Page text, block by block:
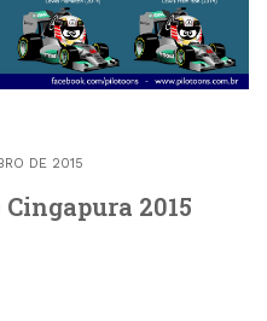
DE 2015
2015